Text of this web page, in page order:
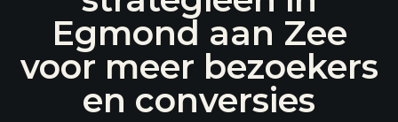
Egmond aan Zee
voor meer bezoekers
en conversies